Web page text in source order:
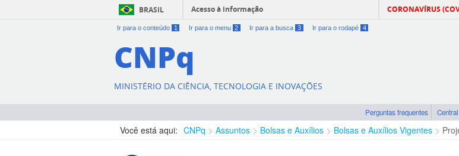
BRASIL Acesso à informação CORONAVÍRUS
Ir para o conteúdo 1 Ir para o menu 2 Ir para a busca 3 Ir para o rodapé 4
CNPq
MINISTÉRIO DA CIÊNCIA, TECNOLOGIA E INOVAÇÕES
Perguntas frequentes
Você está aqui: CNPq Assuntos Bolsas e Auxílios Bolsas e Auxílios Vigentes